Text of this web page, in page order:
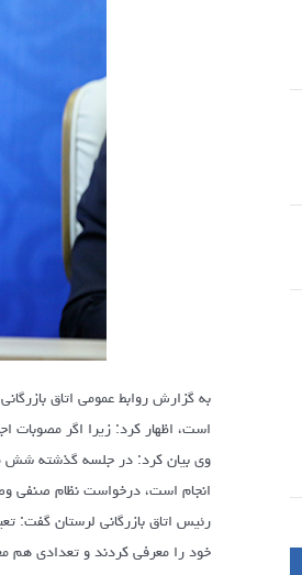
به گزارش روابط عمومی اتاق
است، اظهار کرد: زیرا اگر مصوبات
وی بیان کرد: در جلسه گذشته شش
انجام است، درخواست نظام
رئیس اتاق بازرگانی لرستان گفت:
خود را معرفی کردند و تعدادی هم